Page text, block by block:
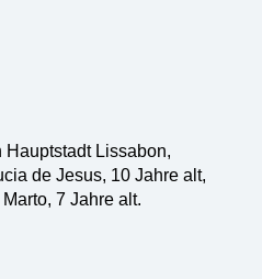
Lissabon,
de Jesus, 10 Jahre alt,
7 Jahre alt.